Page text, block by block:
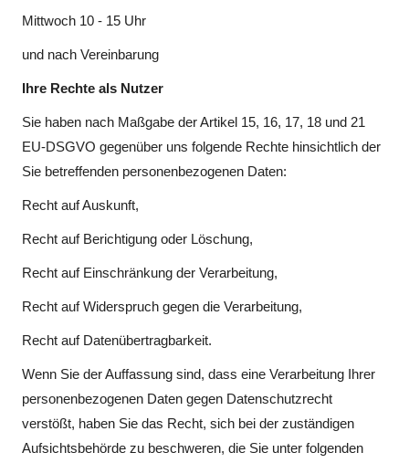
Mittwoch 10 - 15 Uhr
und nach Vereinbarung
Ihre Rechte als Nutzer
Sie haben nach Maßgabe der Artikel 15, 16, 17, 18 und 21
EU-DSGVO gegenüber uns folgende Rechte hinsichtlich der
Sie betreffenden personenbezogenen Daten:
Recht auf Auskunft,
Recht auf Berichtigung oder Löschung,
Recht auf Einschränkung der Verarbeitung,
Recht auf Widerspruch gegen die Verarbeitung,
Recht auf Datenübertragbarkeit.
Wenn Sie der Auffassung sind, dass eine Verarbeitung Ihrer
personenbezogenen Daten gegen Datenschutzrecht
verstößt, haben Sie das Recht, sich bei der zuständigen
Aufsichtsbehörde zu beschweren, die Sie unter folgenden